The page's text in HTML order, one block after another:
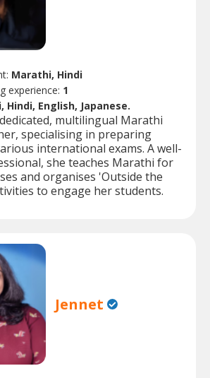
Marathi, Hindi
experience: 1
Hindi, English, Japanese.
multilingual Marathi
specialising in preparing
international exams. A well-
she teaches Marathi for
and organises 'Outside the
to engage her students.
Jennet